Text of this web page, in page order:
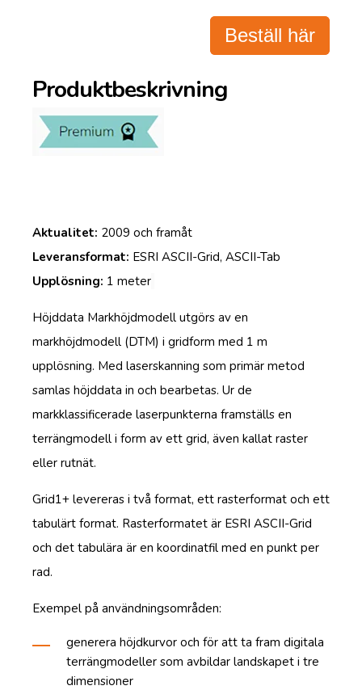
Beställ här
Produktbeskrivning
Aktualitet: 2009 och framåt
Leveransformat: ESRI ASCII-Grid, ASCII-Tab
Upplösning: 1 meter
Höjddata Markhöjdmodell utgörs av en
markhöjdmodell (DTM) i gridform med 1 m
upplösning. Med laserskanning som primär metod
samlas höjddata in och bearbetas. Ur de
markklassificerade laserpunkterna framställs en
terrängmodell i form av ett grid, även kallat raster
eller rutnät.
Grid1+ levereras i två format, ett rasterformat och ett
tabulärt format. Rasterformatet är ESRI ASCII-Grid
och det tabulära är en koordinatfil med en punkt per
rad.
Exempel på användningsområden:
generera höjdkurvor och för att ta fram digitala
terrängmodeller som avbildar landskapet i tre
dimensioner